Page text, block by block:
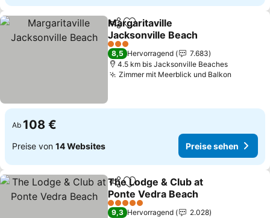
TeilenZu Favoriten hinzufügen
Margaritaville
Jacksonville Beach
3 Sterne
8,5 Hervorragend
7.683
4.5 km bis Jacksonville Beaches
Zimmer mit Meerblick und Balkon
Ab 108 €
Preise von 14 Websites Preise sehen
TeilenZu Favoriten hinzufügen
The Lodge & Club at
Ponte Vedra Beach
5 Sterne
9,3 Hervorragend
2.028